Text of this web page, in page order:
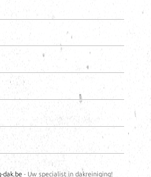
dak.be- Uw specialist in dakreiniging!